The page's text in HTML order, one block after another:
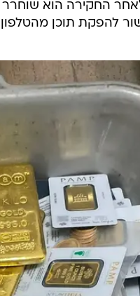
החקירה הוא
להפקת תוכן